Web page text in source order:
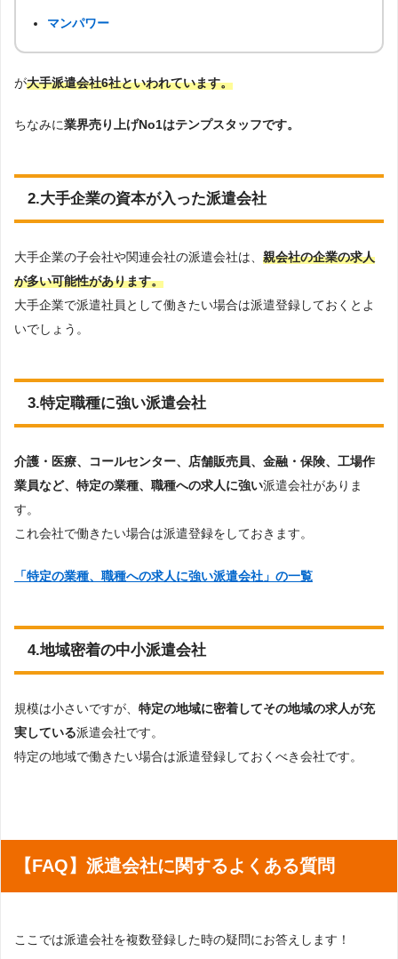
マンパワー
が大手派遣会社6社といわれています。
ちなみに業界売り上げNo1はテンプスタッフです。
2.大手企業の資本が入った派遣会社
大手企業の子会社や関連会社の派遣会社は、 親会社の企業の求人
が多い可能性があります。
大手企業で派遣社員として働きたい場合は派遣登録しておくとよ
いでしょう。
3.特定職種に強い派遣会社
介護・医療、コールセンター、店舗販売員、金融・保険、工場作
業員など、特定の業種、職種への求人に強い派遣会社がありま
す。
これ会社で働きたい場合は派遣登録をしておきます。
「特定の業種、職種への求人に強い派遣会社」の一覧
4.地域密着の中小派遣会社
規模は小さいですが、 特定の地域に密着してその地域の求人が充
実している派遣会社です。
特定の地域で働きたい場合は派遣登録しておくべき会社です。
【FAQ】派遣会社に関するよくある質問
ここでは派遣会社を複数登録した時の疑問にお答えします！